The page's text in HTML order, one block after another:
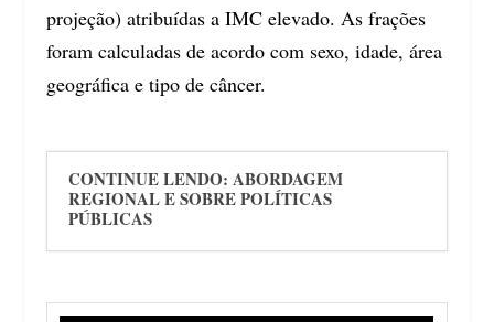
projeção) atribuídas a IMC elevado. As frações
foram calculadas de acordo com sexo, idade, área
geográfica e tipo de câncer.
CONTINUE LENDO: ABORDAGEM
REGIONAL E SOBRE POLÍTICAS
PÚBLICAS